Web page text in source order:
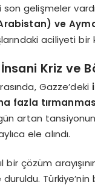
gelişmeler vardı.
ve
aciliyeti
Kriz ve
Gazze’deki
fazla
artan
ele alındı.
bir çözüm